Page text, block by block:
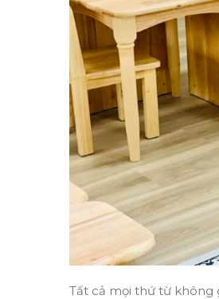
Tất cả mọi thứ từ không